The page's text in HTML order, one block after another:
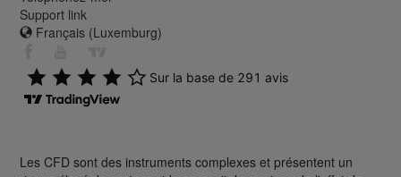
Support link
Français (Luxemburg)
Les CFD sont des instruments complexes et présentent un